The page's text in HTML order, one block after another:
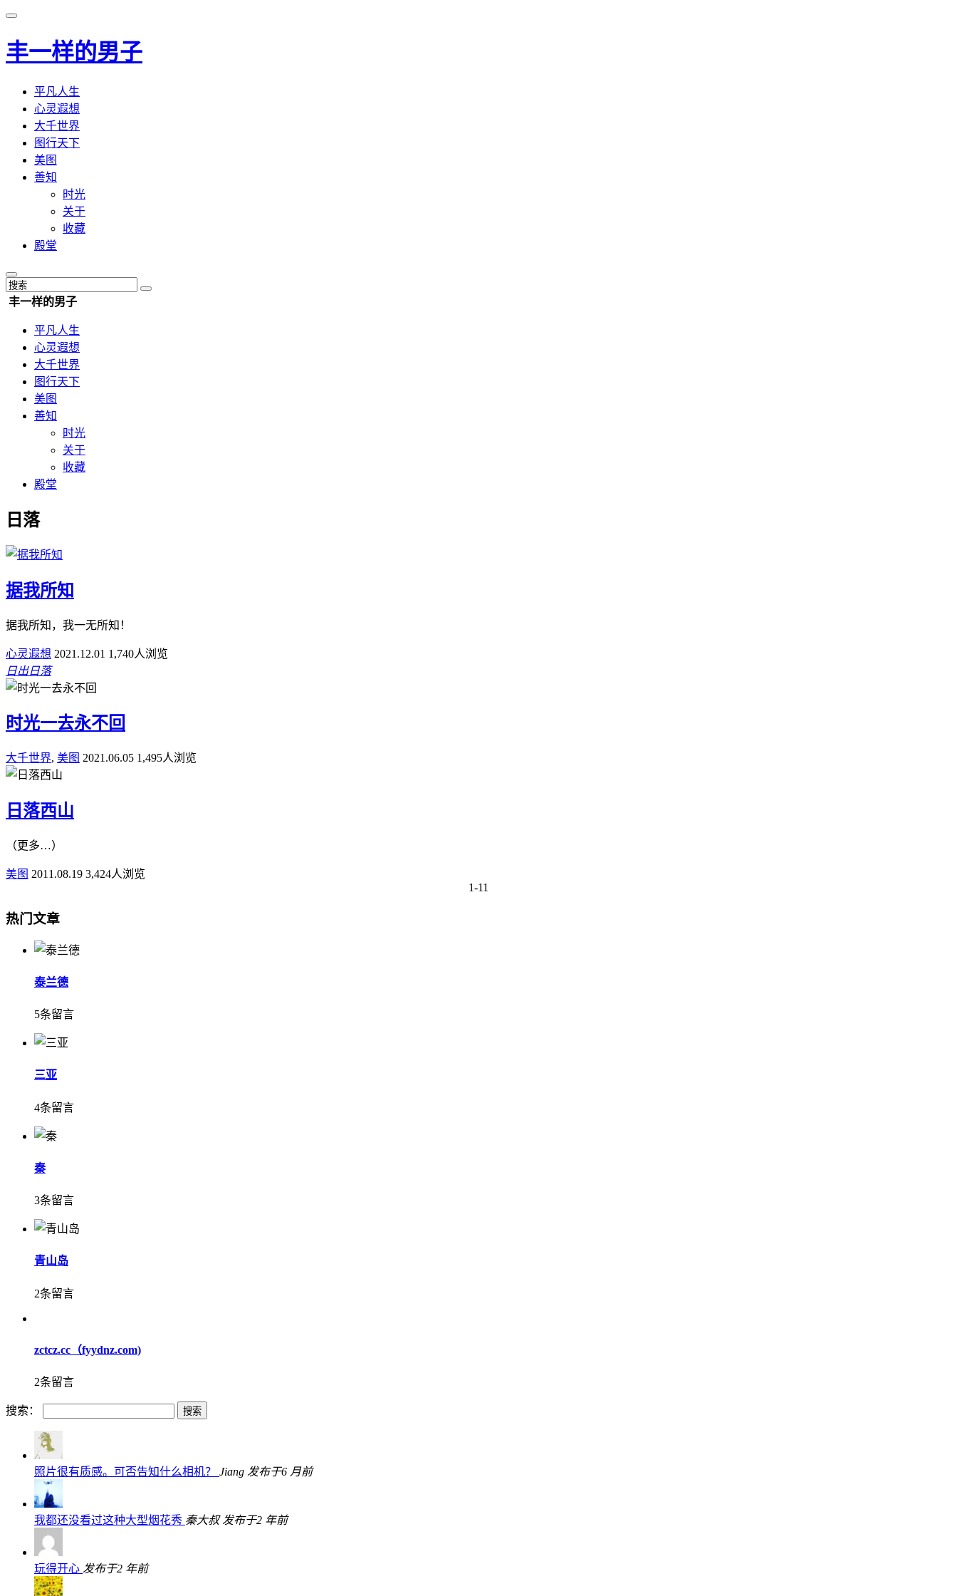
丰一样的男子
平凡人生
心灵遐想
大千世界
图行天下
美图
善知
时光
关于
收藏
殿堂
丰一样的男子
平凡人生
心灵遐想
大千世界
图行天下
美图
善知
时光
关于
收藏
殿堂
日落
据我所知
据我所知，我一无所知！
心灵遐想 2021.12.01 1,740人浏览
日出日落
时光一去永不回
大千世界, 美图 2021.06.05 1,495人浏览
日落西山
（更多…）
美图 2011.08.19 3,424人浏览
1-11
热门文章
泰兰德
5条留言
三亚
4条留言
秦
3条留言
青山岛
2条留言
zctcz.cc（fyydnz.com)
2条留言
搜索：
照片很有质感。可否告知什么相机？ Jiang 发布于6 月前
我都还没看过这种大型烟花秀 秦大叔 发布于2 年前
玩得开心 发布于2 年前